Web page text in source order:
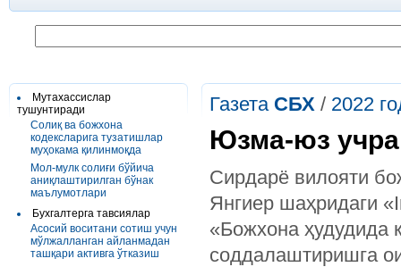
Мутахассислар
тушунтиради
Солиқ ва божхона
кодексларига тузатишлар
муҳокама қилинмоқда
Мол-мулк солиғи бўйича
аниқлаштирилган бўнак
маълумотлари
Бухгалтерга тавсиялар
Асосий воситани сотиш учун
мўлжалланган айланмадан
ташқари активга ўтказиш
Газета СБХ / 2022
Юзма-юз
Сирдарё вилояти
Янгиер шаҳридаги
«Божхона
соддалаштиришга